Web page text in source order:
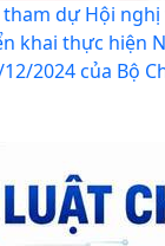
dự Hội
khai thực hiện
2024 của Bộ